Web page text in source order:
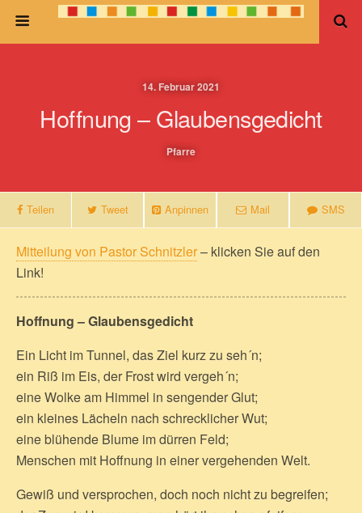
14. Februar 2021
Hoffnung – Glaubensgedicht
Pfarre
Teilen Tweet Anpinnen Mail SMS
Mitteilung von Pastor Schnitzler– klicken Sie auf den
Link!
Hoffnung – Glaubensgedicht
Ein Licht im Tunnel, das Ziel kurz zu seh´n;
ein Riß im Eis, der Frost wird vergeh´n;
eine Wolke am Himmel in sengender Glut;
ein kleines Lächeln nach schrecklicher Wut;
eine blühende Blume im dürren Feld;
Menschen mit Hoffnung in einer vergehenden Welt.
Gewiß und versprochen, doch noch nicht zu begreifen;